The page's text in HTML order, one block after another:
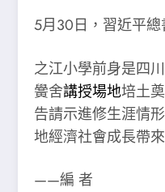
5月30日，習近平
之江小學前身是四
黌舍講授場地培土
告請示進修生涯情
地經濟社會成長帶
——編 者